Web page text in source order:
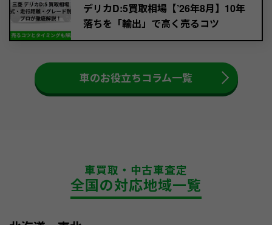
デリカD:5買取相場【’26年8月】10年
落ちを「輸出」で高く売るコツ
車のお役立ちコラム一覧
車買取・中古車査定
全国の対応地域一覧